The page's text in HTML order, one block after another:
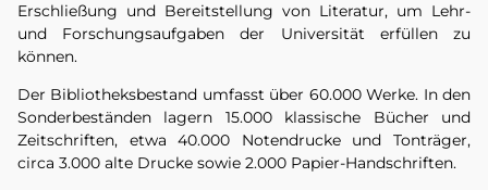
Erschließung und Bereitstellung von Literatur, um Lehr-
und Forschungsaufgaben der Universität erfüllen zu
können.
Der Bibliotheksbestand umfasst über 60.000 Werke. In den
Sonderbeständen lagern 15.000 klassische Bücher und
Zeitschriften, etwa 40.000 Notendrucke und Tonträger,
circa 3.000 alte Drucke sowie 2.000 Papier-Handschriften.